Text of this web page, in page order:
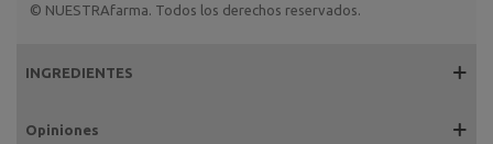
© NUESTRAfarma. Todos los derechos reservados.
INGREDIENTES
Opiniones